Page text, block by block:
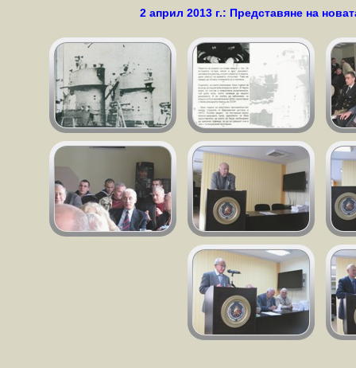
2 април 2013 г.: Представяне на